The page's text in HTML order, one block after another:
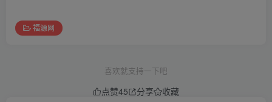
福源网
喜欢就支持一下吧
点赞45 分享
收藏